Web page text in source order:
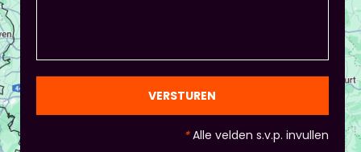
en die van Piet en vervolgens de deelnemers:
gezien de eindpresentaties van 5 minuten de
officiële/vaste werkvorm zijn. Voor beginners is het
evaluatieformulier niet :)
VERSTUREN
*Alle velden s.v.p. invullen